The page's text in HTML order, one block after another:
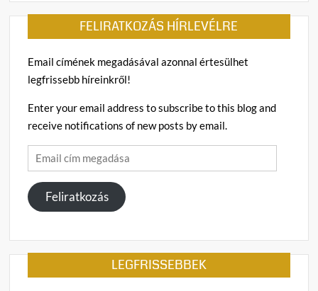
FELIRATKOZÁS HÍRLEVÉLRE
Email címének megadásával azonnal értesülhet
legfrissebb híreinkről!
Enter your email address to subscribe to this blog and
receive notifications of new posts by email.
Email
cím
megadása
Feliratkozás
LEGFRISSEBBEK